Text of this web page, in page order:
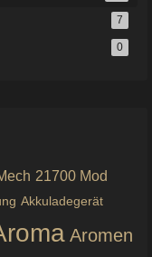
7
0
21700 Mod
Akkuladegerät
Aromen